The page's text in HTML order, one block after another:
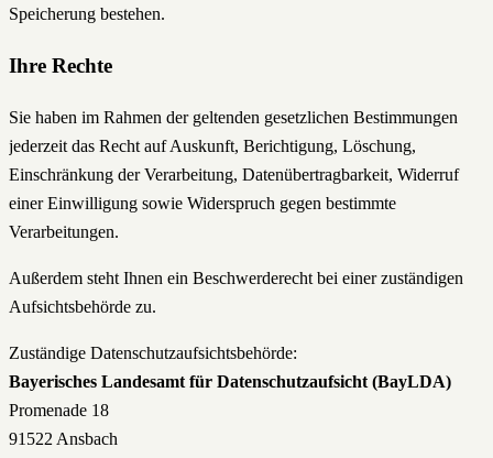
Speicherung bestehen.
Ihre Rechte
Sie haben im Rahmen der geltenden gesetzlichen Bestimmungen
jederzeit das Recht auf Auskunft, Berichtigung, Löschung,
Einschränkung der Verarbeitung, Datenübertragbarkeit, Widerruf
einer Einwilligung sowie Widerspruch gegen bestimmte
Verarbeitungen.
Außerdem steht Ihnen ein Beschwerderecht bei einer zuständigen
Aufsichtsbehörde zu.
Zuständige Datenschutzaufsichtsbehörde:
Bayerisches Landesamt für Datenschutzaufsicht (BayLDA)
Promenade 18
91522 Ansbach